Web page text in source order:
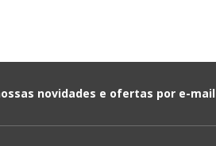
novidades e ofertas por e-mail